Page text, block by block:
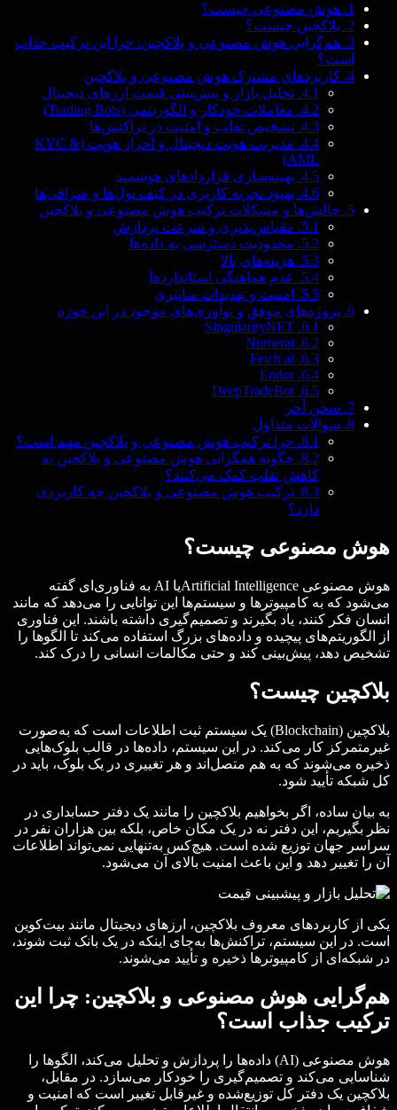
1. هوش مصنوعی چیست؟
2. بلاکچین چیست؟
3. هم‌گرایی هوش مصنوعی و بلاکچین: چرا این ترکیب جذاب
است؟
4. کاربردهای مشترک هوش مصنوعی و بلاکچین
4.1. تحلیل بازار و پیش‌بینی قیمت ارزهای دیجیتال
4.2. معاملات خودکار و الگوریتمی (Trading Bots)
4.3. تشخیص تقلب و امنیت در تراکنش‌ها
4.4.
مدیریت هویت دیجیتال و احراز هویت (KYC &
AML)
4.5. بهینه‌سازی قراردادهای هوشمند
4.6. بهبود تجربه کاربری در کیف پول‌ها و صرافی‌ها
5. چالش‌ها و مشکلات ترکیب هوش مصنوعی و بلاکچین
5.1. مقیاس‌پذیری و سرعت پردازش
5.2. محدودیت دسترسی به داده‌ها
5.3. هزینه‌های بالا
5.4.
عدم هماهنگی استانداردها
5.5.
امنیت و تهدیدات سایبری
6. پروژه‌های موفق و نوآوری‌های موجود در این حوزه
6.1.
6.2.
6.3.
6.4.
Endor
6.5.
7. سخن آخر
8. سوالات متداول
8.1. چرا ترکیب هوش مصنوعی و بلاکچین مهم است؟
8.2. چگونه همگرایی هوش مصنوعی و بلاکچین به
کاهش تقلب کمک می‌کنند؟
8.3. ترکیب هوش مصنوعی و بلاکچین چه کاربردی
دارد؟
هوش مصنوعی چیست؟
هوش مصنوعی Artificial Intelligenceیا AI به فناوری‌ای گفته
می‌شود که به کامپیوترها و سیستم‌ها این توانایی را می‌دهد که مانند
انسان فکر کنند، یاد بگیرند و تصمیم‌گیری داشته باشند. این فناوری
از الگوریتم‌های پیچیده و داده‌های بزرگ استفاده می‌کند تا الگوها را
تشخیص دهد، پیش‌بینی کند و حتی مکالمات انسانی را درک کند.
بلاکچین چیست؟
بلاکچین (Blockchain) یک سیستم ثبت اطلاعات است که به‌صورت
غیرمتمرکز کار می‌کند. در این سیستم، داده‌ها در قالب بلوک‌هایی
ذخیره می‌شوند که به هم متصل‌اند و هر تغییری در یک بلوک، باید در
کل شبکه تأیید شود.
به بیان ساده، اگر بخواهیم بلاکچین را مانند یک دفتر حسابداری در
نظر بگیریم، این دفتر نه در یک مکان خاص، بلکه بین هزاران نفر در
سراسر جهان توزیع شده است. هیچ‌کس به‌تنهایی نمی‌تواند اطلاعات
آن را تغییر دهد و این باعث امنیت بالای آن می‌شود.
یکی از کاربردهای معروف بلاکچین، ارزهای دیجیتال مانند بیت‌کوین
است. در این سیستم، تراکنش‌ها به‌جای اینکه در یک بانک ثبت شوند،
در شبکه‌ای از کامپیوترها ذخیره و تأیید می‌شوند.
هم‌گرایی هوش مصنوعی و بلاکچین: چرا این
ترکیب جذاب است؟
هوش مصنوعی (AI) داده‌ها را پردازش و تحلیل می‌کند، الگوها را
شناسایی می‌کند و تصمیم‌گیری را خودکار می‌سازد. در مقابل،
بلاکچین یک دفتر کل توزیع‌شده و غیرقابل تغییر است که امنیت و